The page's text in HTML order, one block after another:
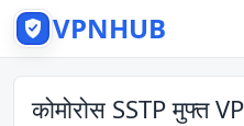
VPNHUB
कोमोरोस SSTP मुफ्त